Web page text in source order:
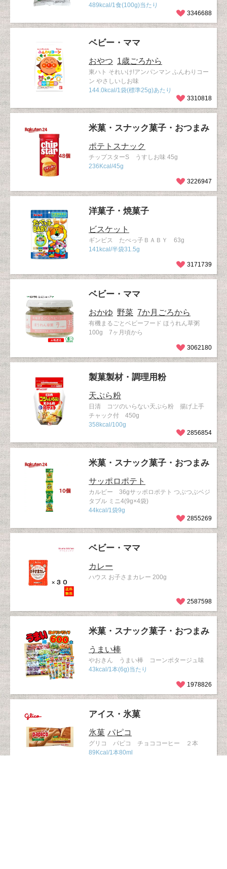
489kcal/1食(100g)当たり
3346688
ベビー・ママ
おやつ 1歳ごろから
東ハト それいけ!アンパンマン ふんわりコー
ン やさしいしお味
144.0kcal/1袋(標準25g)あたり
3310818
米菓・スナック菓子・おつまみ
ポテトスナック
チップスターS うすしお味 45g
236Kcal/45g
3226947
洋菓子・焼菓子
ビスケット
ギンビス たべっ子ＢＡＢＹ 63g
141kcal/半袋31.5g
3171739
ベビー・ママ
おかゆ 野菜 7か月ごろから
有機まるごとベビーフード ほうれん草粥
100g 7ヶ月頃から
3062180
製菓製材・調理用粉
天ぷら粉
日清 コツのいらない天ぷら粉 揚げ上手
チャック付 450g
358kcal/100g
2856854
米菓・スナック菓子・おつまみ
サッポロポテト
カルビー 36gサッポロポテト つぶつぶベジ
タブル ミニ4(9g×4袋)
44kcal/1袋9g
2855269
ベビー・ママ
カレー
ハウス お子さまカレー 200g
2587598
米菓・スナック菓子・おつまみ
うまい棒
やおきん うまい棒 コーンポタージュ味
43kcal/1本(6g)当たり
1978826
アイス・氷菓
氷菓 パピコ
グリコ パピコ チョココーヒー ２本
89Kcal/1本80ml